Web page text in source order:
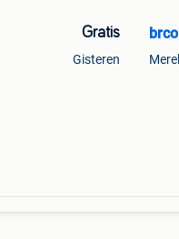
Gratis
Gisteren
brco